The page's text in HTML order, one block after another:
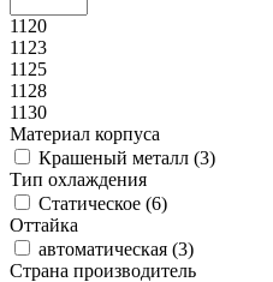
1120
1123
1125
1128
1130
Материал корпуса
Крашеный металл (3)
Тип охлаждения
Статическое (6)
Оттайка
автоматическая (3)
Страна производитель